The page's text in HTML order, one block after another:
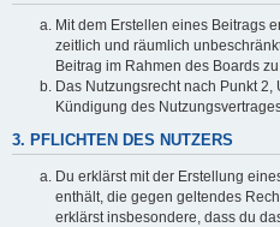
Mit dem Erstellen eines Beitrags
zeitlich und räumlich
Beitrag im Rahmen des Boards
Das Nutzungsrecht nach Punkt
Kündigung des
3. PFLICHTEN DES NUTZERS
Du erklärst mit der Erstellung
enthält, die gegen geltendes
erklärst insbesondere, dass du